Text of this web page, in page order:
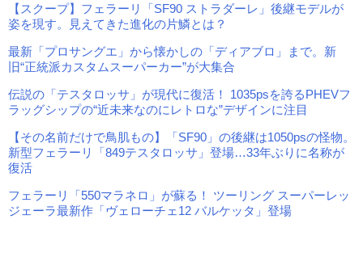
【スクープ】フェラーリ「SF90 ストラダーレ」後継モデルが
姿を現す。見えてきた進化の片鱗とは？
最新「プロサングエ」から懐かしの「ディアブロ」まで。新
旧“正統派カスタムスーパーカー”が大集合
伝説の「テスタロッサ」が現代に復活！ 1035psを誇るPHEVフ
ラッグシップの“近未来なのにレトロな”デザインに注目
【その名前だけで鳥肌もの】「SF90」の後継は1050psの怪物。
新型フェラーリ「849テスタロッサ」登場…33年ぶりに名称が
復活
フェラーリ「550マラネロ」が蘇る！ ツーリング スーパーレッ
ジェーラ最新作「ヴェローチェ12 バルケッタ」登場